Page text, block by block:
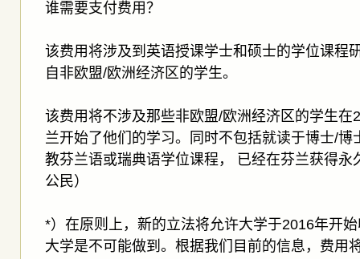
谁需要支付费用？
该费用将涉及到英语授课学士和硕士的学位课程
自非欧盟/欧洲经济区的学生。
该费用将不涉及那些非欧盟/欧洲经济区的学生在
兰开始了他们的学习。同时不包括就读于博士/博
教芬兰语或瑞典语学位课程， 已经在芬兰获得永
公民）
*）在原则上，新的立法将允许大学于2016年开
大学是不可能做到。根据我们目前的信息，费用